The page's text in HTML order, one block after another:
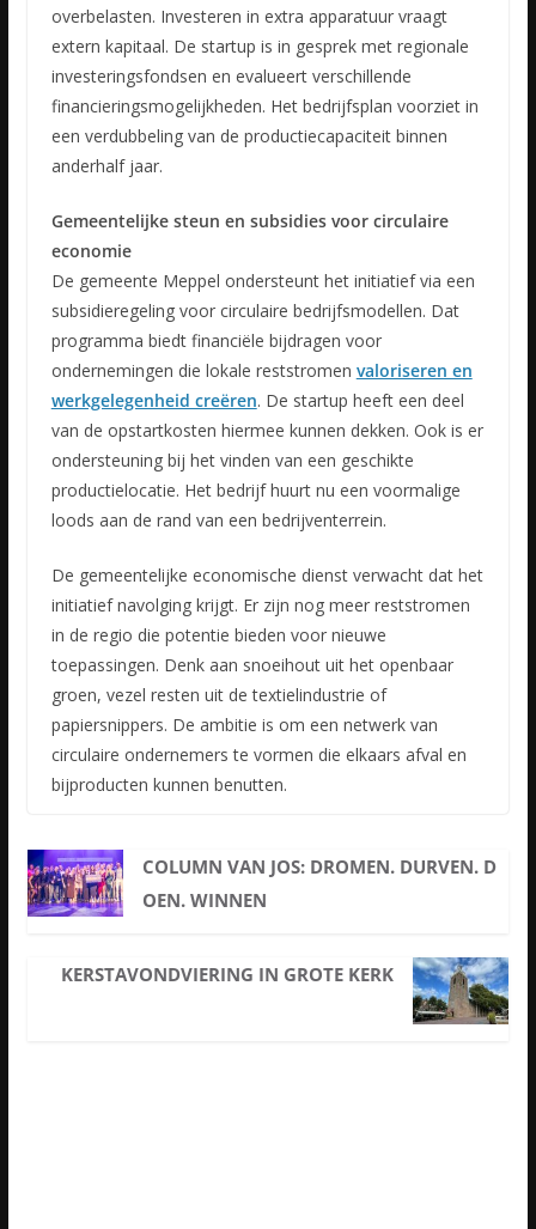
overbelasten. Investeren in extra apparatuur vraagt
extern kapitaal. De startup is in gesprek met regionale
investeringsfondsen en evalueert verschillende
financieringsmogelijkheden. Het bedrijfsplan voorziet in
een verdubbeling van de productiecapaciteit binnen
anderhalf jaar.
Gemeentelijke steun en subsidies voor circulaire
economie
De gemeente Meppel ondersteunt het initiatief via een
subsidieregeling voor circulaire bedrijfsmodellen. Dat
programma biedt financiële bijdragen voor
ondernemingen die lokale reststromen valoriseren en
werkgelegenheid creëren. De startup heeft een deel
van de opstartkosten hiermee kunnen dekken. Ook is er
ondersteuning bij het vinden van een geschikte
productielocatie. Het bedrijf huurt nu een voormalige
loods aan de rand van een bedrijventerrein.
De gemeentelijke economische dienst verwacht dat het
initiatief navolging krijgt. Er zijn nog meer reststromen
in de regio die potentie bieden voor nieuwe
toepassingen. Denk aan snoeihout uit het openbaar
groen, vezel resten uit de textielindustrie of
papiersnippers. De ambitie is om een netwerk van
circulaire ondernemers te vormen die elkaars afval en
bijproducten kunnen benutten.
COLUMN VAN JOS: DROMEN. DURVEN. D
OEN. WINNEN
KERSTAVONDVIERING IN GROTE KERK